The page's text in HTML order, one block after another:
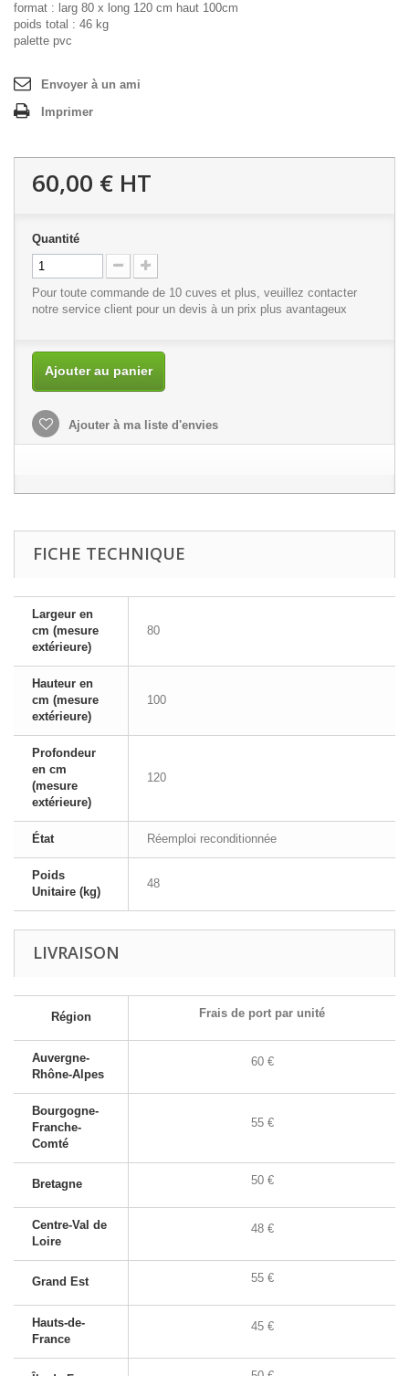
format : larg 80 x long 120 cm haut 100cm
poids total : 46 kg
palette pvc
Envoyer à un ami
Imprimer
60,00 € HT
Quantité
Pour toute commande de 10 cuves et plus, veuillez contacter
notre service client pour un devis à un prix plus avantageux
Ajouter au panier
Ajouter à ma liste d'envies
FICHE TECHNIQUE
Largeur en
cm (mesure
extérieure)
80
Hauteur en
cm (mesure
extérieure)
100
Profondeur
en cm
(mesure
extérieure)
120
État Réemploi reconditionnée
Poids
Unitaire (kg)
48
LIVRAISON
Région Frais de port par unité
Auvergne-
Rhône-Alpes
60 €
Bourgogne-
Franche-
Comté
55 €
Bretagne 50 €
Centre-Val de
Loire
48 €
Grand Est 55 €
Hauts-de-
France
45 €